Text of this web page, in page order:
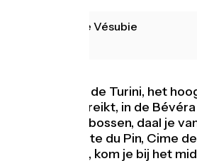
La Bollène Vésubie
Vanaf de Col de Turini, het
en Sospel bereikt, in de
mediterrane bossen, daal je
l'Escaillou, Tête du Pin, Cime
Contes volgt, kom je bij het